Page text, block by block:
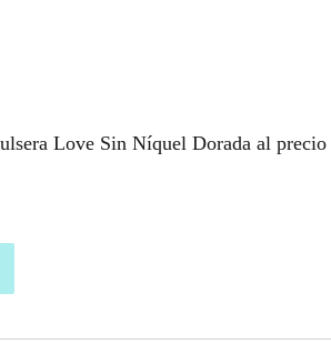
Love Sin Níquel Dorada al precio